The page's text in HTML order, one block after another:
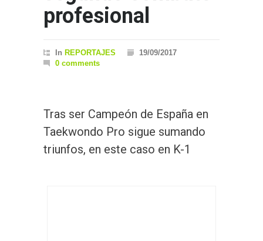
profesional
In REPORTAJES
19/09/2017
0 comments
Tras ser Campeón de España en
Taekwondo Pro sigue sumando
triunfos, en este caso en K-1